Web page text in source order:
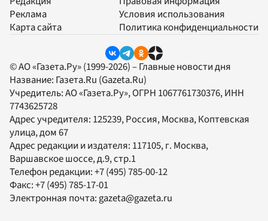
Реклама
Карта сайта
Условия использования
Политика конфиденциальности
© АО «Газета.Ру» (1999-2026) – Главные новости дня
Название: Газета.Ru (Gazeta.Ru)
Учредитель:АО «Газета.Ру», ОГРН 1067761730376, ИНН
7743625728
Адрес учредителя: 125239, Россия, Москва, Коптевская
улица, дом 67
Адрес редакции и издателя: 117105, г. Москва,
Варшавское шоссе, д.9, стр.1
Телефон редакции:+7 (495) 785-00-12
Факс:+7 (495) 785-17-01
Электронная почта:gazeta@gazeta.ru